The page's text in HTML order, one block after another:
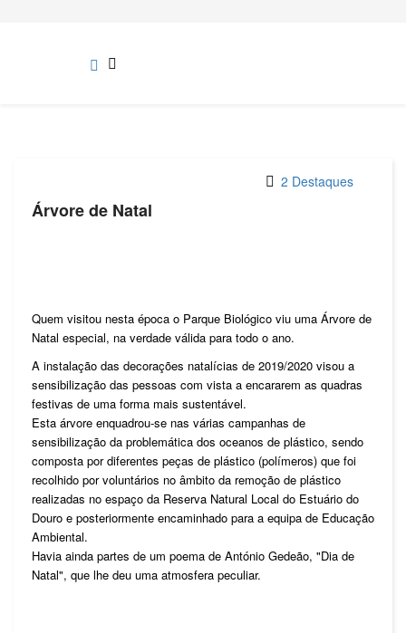
2 Destaques
Árvore de Natal
Quem visitou nesta época o Parque Biológico viu uma Árvore de
Natal especial, na verdade válida para todo o ano.
A instalação das decorações natalícias de 2019/2020 visou a
sensibilização das pessoas com vista a encararem as quadras
festivas de uma forma mais sustentável.
Esta árvore enquadrou-se nas várias campanhas de
sensibilização da problemática dos oceanos de plástico, sendo
composta por diferentes peças de plástico (polímeros) que foi
recolhido por voluntários no âmbito da remoção de plástico
realizadas no espaço da Reserva Natural Local do Estuário do
Douro e posteriormente encaminhado para a equipa de Educação
Ambiental.
Havia ainda partes de um poema de António Gedeão, "Dia de
Natal", que lhe deu uma atmosfera peculiar.